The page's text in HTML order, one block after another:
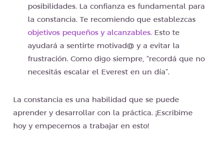
posibilidades. La confianza es fundamental para
la constancia. Te recomiendo que establezcas
objetivos pequeños y alcanzables.Esto te
ayudará a sentirte motivad@ y a evitar la
frustración. Como digo siempre, “recordá que no
necesitás escalar el Everest en un día”.
La constancia es una habilidad que se puede
aprender y desarrollar con la práctica. ¡Escribime
hoy y empecemos a trabajar en esto!